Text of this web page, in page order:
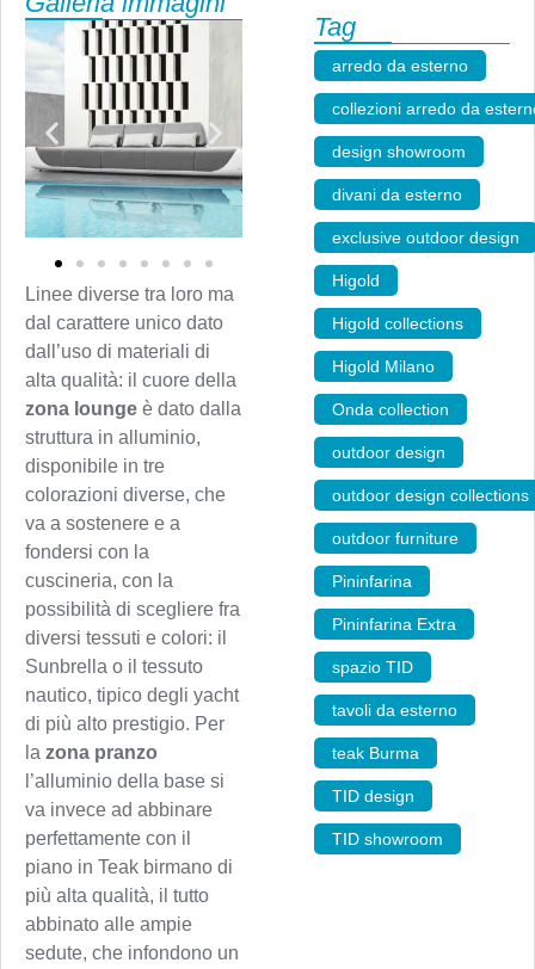
Linee diverse tra loro ma
dal carattere unico dato
dall’uso di materiali di
alta qualità: il cuore della
zona lounge è dato dalla
struttura in alluminio,
disponibile in tre
colorazioni diverse, che
va a sostenere e a
fondersi con la
cuscineria, con la
possibilità di scegliere fra
diversi tessuti e colori: il
Sunbrella o il tessuto
nautico, tipico degli yacht
di più alto prestigio. Per
la zona pranzo
l’alluminio della base si
va invece ad abbinare
perfettamente con il
piano in Teak birmano di
più alta qualità, il tutto
abbinato alle ampie
sedute, che infondono un
Tag
arredo da esterno
collezioni arredo da
design showroom
divani da esterno
exclusive outdoor design
Higold
Higold collections
Higold Milano
Onda collection
outdoor design
outdoor design collections
outdoor furniture
Pininfarina
Pininfarina Extra
spazio TID
tavoli da esterno
teak Burma
TID design
TID showroom